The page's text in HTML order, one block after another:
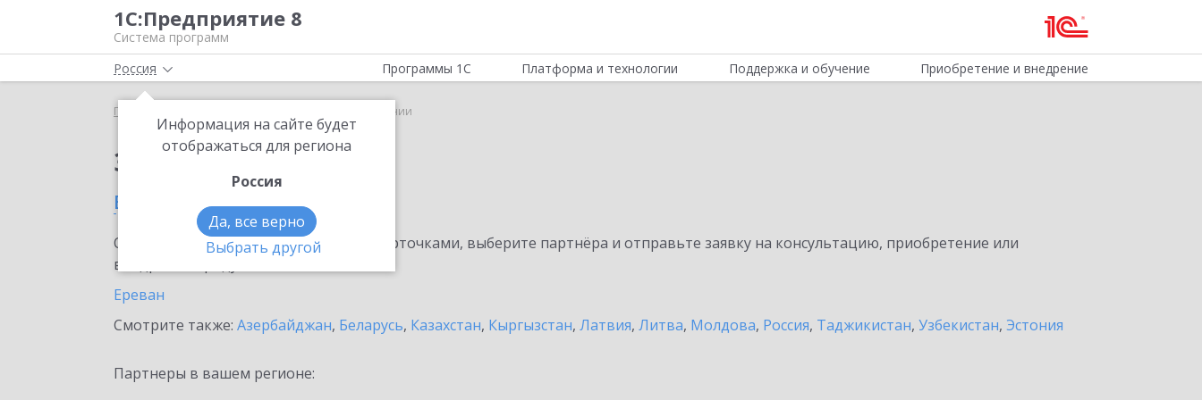
1С:Предприятие 8
Система программ
Россия
Информация на сайте будет
отображаться для региона
Россия
Да, все верно
Выбрать другой
Программы 1С Платформа и технологии Поддержка и обучение Приобретение и внедрение
Главная mag1c в Армении
Заказать mag1c
в Армении
Ознакомьтесь с информационными карточками, выберите партнёра и отправьте заявку на консультацию, приобретение или
внедрение продукта.
Ереван
Смотрите также: Азербайджан, Беларусь, Казахстан, Кыргызстан, Латвия, Литва, Молдова, Россия, Таджикистан, Узбекистан, Эстония
Партнеры в вашем регионе: